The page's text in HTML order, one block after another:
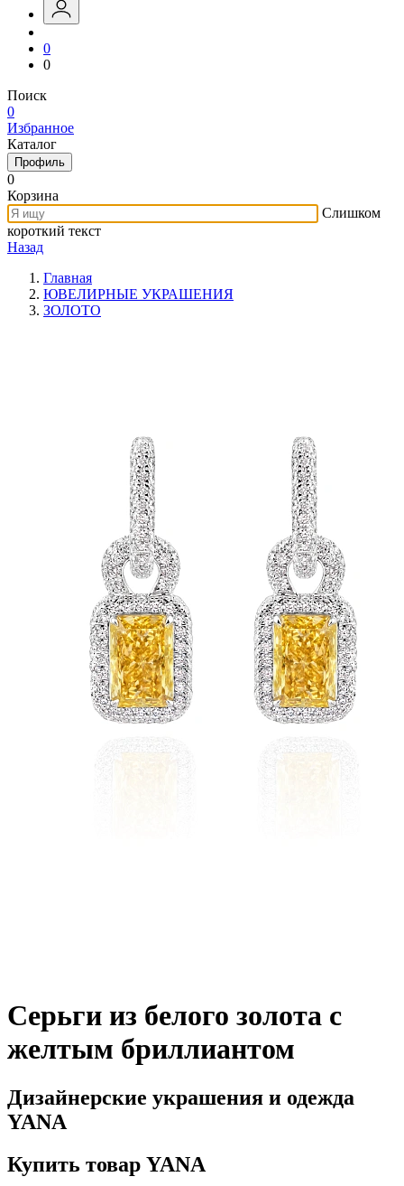
0
0
Поиск
0
Избранное
Каталог
Профиль
0
Корзина
Слишком
короткий текст
Назад
Главная
ЮВЕЛИРНЫЕ УКРАШЕНИЯ
ЗОЛОТО
Серьги из белого золота с
желтым бриллиантом
Дизайнерские украшения и одежда
YANA
Купить товар YANA